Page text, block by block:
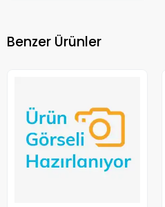
Benzer Ürünler